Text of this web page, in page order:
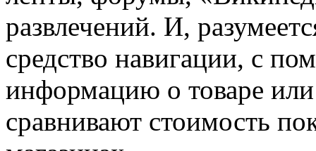
развлечений. И,
средство навигации, с
информацию о товаре или
сравнивают стоимость